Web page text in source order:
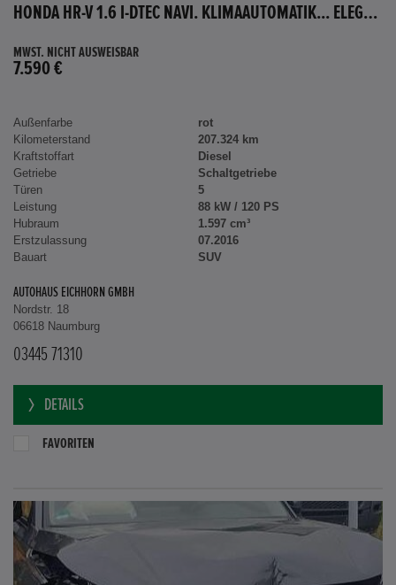
HONDA HR-V 1.6 I-DTEC NAVI. KLIMAAUTOMATIK... ELEGANCE
MWST. NICHT AUSWEISBAR
7.590 €
Außenfarbe
rot
Kilometerstand
207.324 km
Kraftstoffart
Diesel
Getriebe
Schaltgetriebe
Türen
5
Leistung
88 kW / 120 PS
Hubraum
1.597 cm³
Erstzulassung
07.2016
Bauart
SUV
AUTOHAUS EICHHORN GMBH
Nordstr. 18
06618 Naumburg
03445 71310
DETAILS
FAVORITEN